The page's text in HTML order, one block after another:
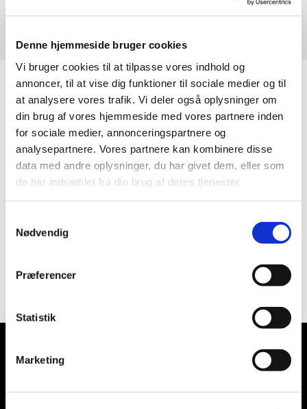
Denne hjemmeside bruger cookies
Vi bruger cookies til at tilpasse vores indhold og
annoncer, til at vise dig funktioner til sociale medier og til
at analysere vores trafik. Vi deler også oplysninger om
din brug af vores hjemmeside med vores partnere inden
for sociale medier, annonceringspartnere og
analysepartnere. Vores partnere kan kombinere disse
data med andre oplysninger, du har givet dem, eller som
de har indsamlet fra din brug af deres tjenester.
Nødvendig
Præferencer
Statistik
Marketing
0
Du vil måske også kunne lide...